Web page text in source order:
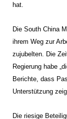
hat.
Die South China
ihrem Weg zur
zujubelten. Die
Regierung habe
Berichte, dass
Unterstützung
Die riesige